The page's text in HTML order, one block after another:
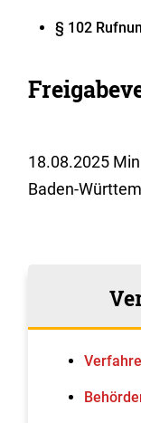
§ 102
18.08.2025
Baden-